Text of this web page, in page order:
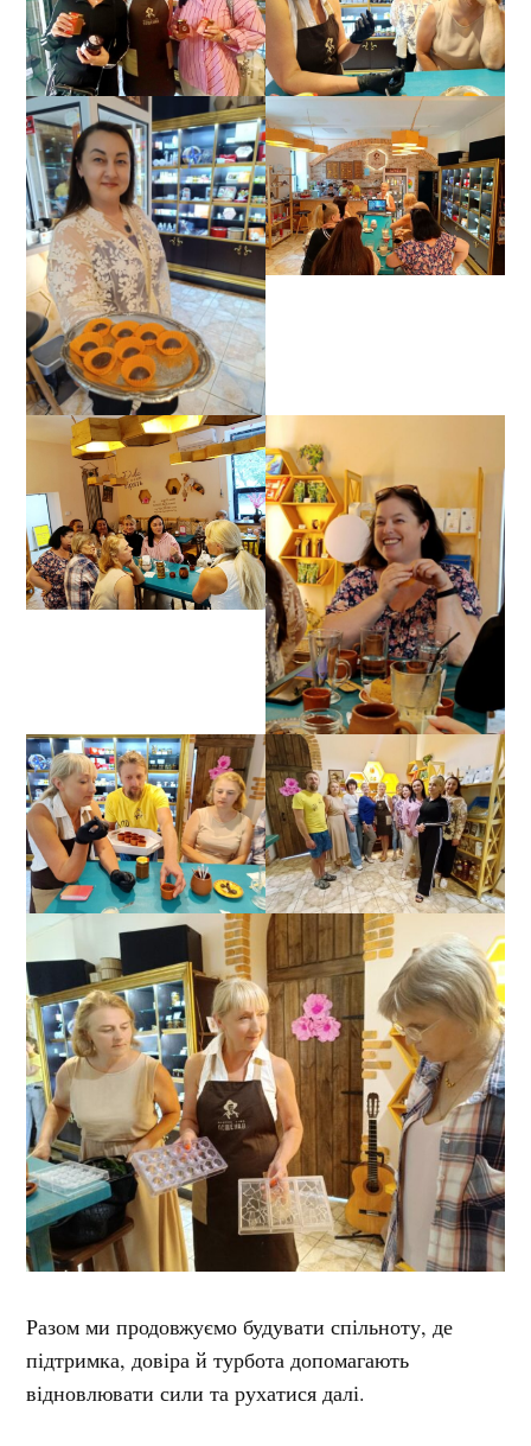
Разом ми продовжуємо будувати спільноту, де
підтримка, довіра й турбота допомагають
відновлювати сили та рухатися далі.